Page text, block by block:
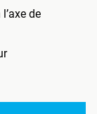
de